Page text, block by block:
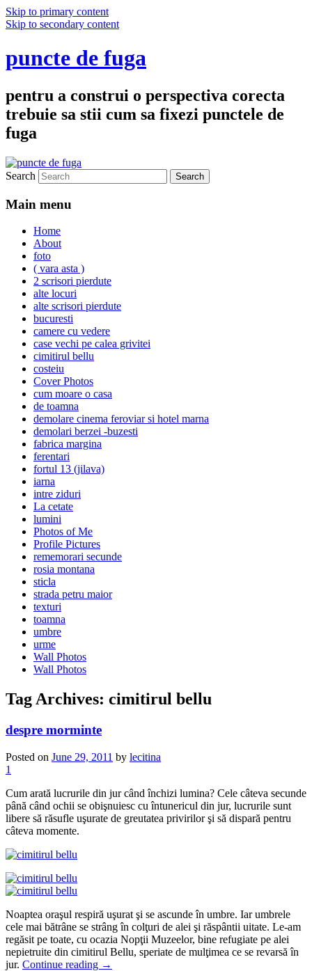
Skip to primary content
Skip to secondary content
puncte de fuga
pentru a construi o perspectiva corecta
trebuie sa stii cum sa fixezi punctele de
fuga
Search
Main menu
Home
About
foto
( vara asta )
2 scrisori pierdute
alte locuri
alte scrisori pierdute
bucuresti
camere cu vedere
case vechi pe calea grivitei
cimitirul bellu
costeiu
Cover Photos
cum moare o casa
de toamna
demolare cinema feroviar si hotel marna
demolari berzei -buzesti
fabrica margina
ferentari
fortul 13 (jilava)
iarna
intre ziduri
La cetate
lumini
Photos of Me
Profile Pictures
rememorari secunde
rosia montana
sticla
strada petru maior
texturi
toamna
umbre
urme
Wall Photos
Wall Photos
Tag Archives: cimitirul bellu
despre morminte
Posted on June 29, 2011 by lecitina
1
Cum arată lucrurile din jur când închizi lumina? Cele câteva secunde
până când ochii se obişnuiesc cu întunericul din jur, lucrurile sunt
libere să răsufle uşurate de greutatea privirilor şi să dispară pentru
câteva momente.
Noaptea oraşul respiră uşurat şi se ascunde în umbre. Iar umbrele
cele mai bătrâne se strâng în colţuri de alei şi răspântii uitate. Le-am
regăsit pe toate, cu ocazia Nopţii Muzeelor, bine refugiate pe alei
nepietruite din cimitirul Bellu, speriate de mulţimea ce se revarsă în
jur. Continue reading →